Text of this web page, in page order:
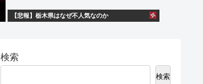
【悲報】栃木県はなぜ不人気なのか
検索
検索